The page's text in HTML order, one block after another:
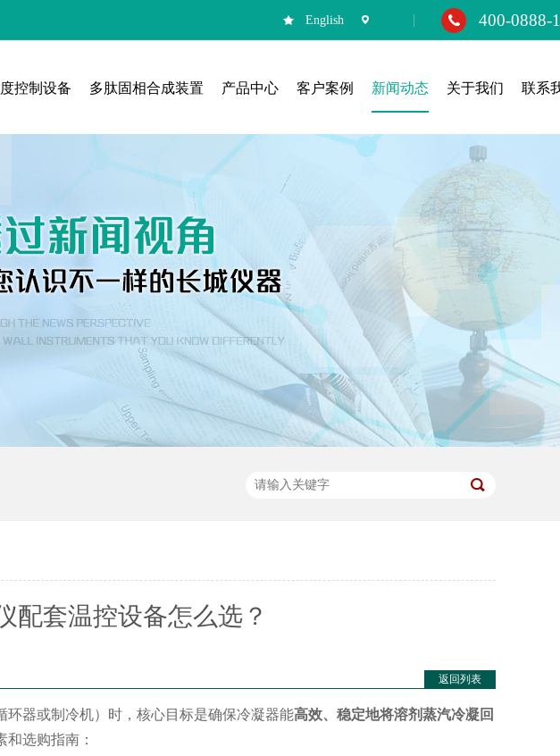
English 400-0888-
控制设备 多肽固相合成装置 产品中心 客户案例 新闻动态 关于我们 联系
配套温控设备怎么选？
返回列表
环器或制冷机）时，核心目标是确保冷凝器能高效、稳定地将溶剂蒸汽冷凝回
选购指南：